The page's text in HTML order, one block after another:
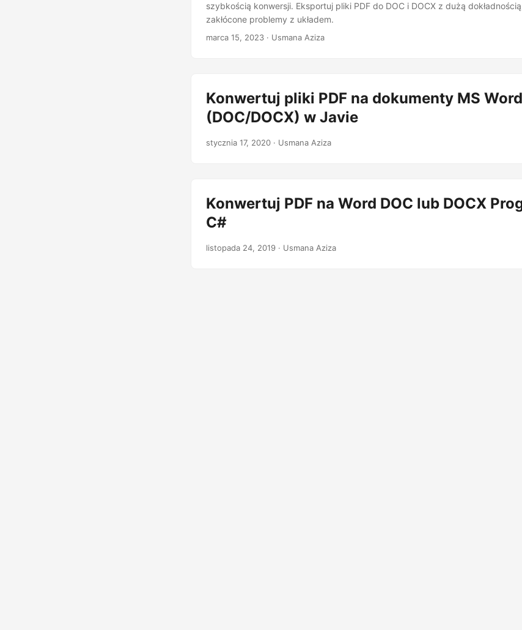
szybkością konwersji. Eksportuj pliki PDF do DOC i DOCX z dużą
zakłócone problemy z układem.
marca 15, 2023 · Usmana Aziza
Konwertuj pliki PDF na dokumenty MS Word
(DOC/DOCX) w Javie
stycznia 17, 2020 · Usmana Aziza
Konwertuj PDF na Word DOC lub DOCX
C#
listopada 24, 2019 · Usmana Aziza